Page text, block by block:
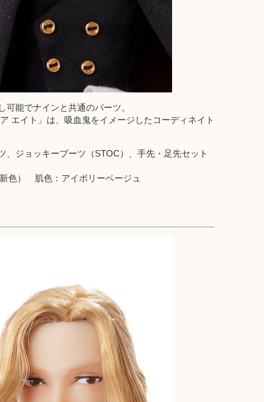
能でナインと共通のパーツ。
エイト」は、吸血鬼をイメージしたコーディネイト
ジョッキーブーツ（STOC）、手先・足先セット
色） 肌色：アイボリーベージュ